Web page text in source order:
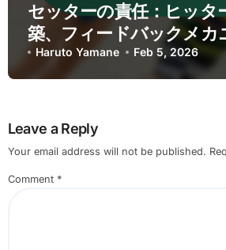
セッターの責任：ヒッタ
築、フィードバックメカ
て信頼
Haruto Yamane Feb 5, 2026
Leave a Reply
Your email address will not be published.
Comment *